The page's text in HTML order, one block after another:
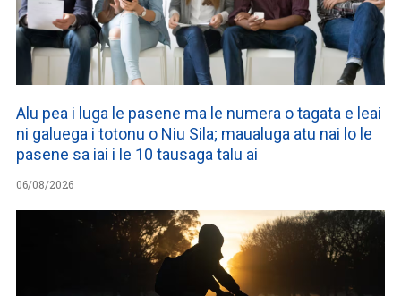
Alu pea i luga le pasene ma le numera o tagata e leai
ni galuega i totonu o Niu Sila; maualuga atu nai lo le
pasene sa iai i le 10 tausaga talu ai
06/08/2026